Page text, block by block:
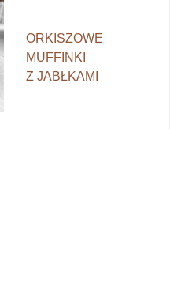
ORKISZOWE
MUFFINKI
Z JABŁKAMI